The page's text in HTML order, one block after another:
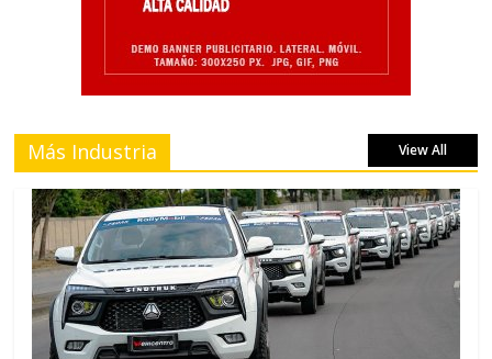
Más Industria View All